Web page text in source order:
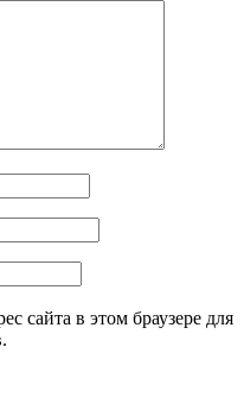
сайта в этом браузере для